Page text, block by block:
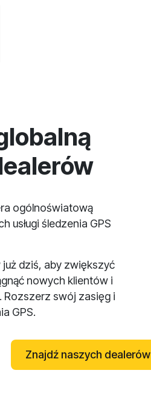
ogólnoświatową
usługi śledzenia GPS
już dziś, aby zwiększyć
nowych klientów i
swój zasięg i
GPS.
Znajdź naszych dealerów